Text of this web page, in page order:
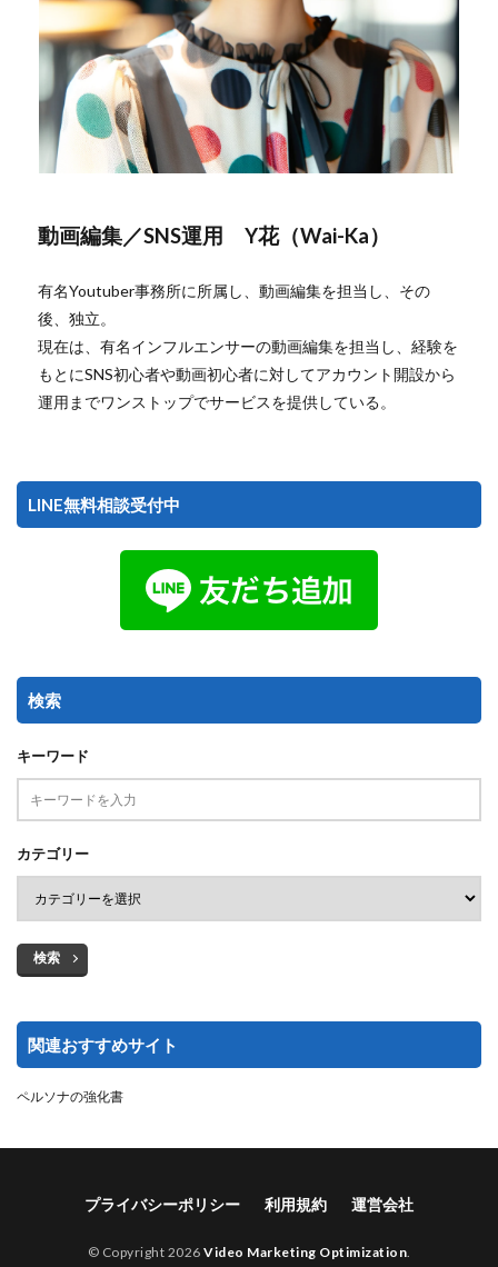
動画編集／SNS運用 Y花（Wai-Ka）
有名Youtuber事務所に所属し、動画編集を担当し、その
後、独立。
現在は、有名インフルエンサーの動画編集を担当し、経験を
もとにSNS初心者や動画初心者に対してアカウント開設から
運用までワンストップでサービスを提供している。
LINE無料相談受付中
検索
キーワード
カテゴリー
検索
関連おすすめサイト
ペルソナの強化書
プライバシーポリシー 利用規約 運営会社
© Copyright 2026 Video Marketing Optimization.